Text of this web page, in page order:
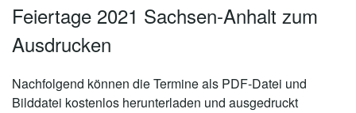
Feiertage 2021 Sachsen-Anhalt zum
Ausdrucken
Nachfolgend können die Termine als PDF-Datei und
Bilddatei kostenlos herunterladen und ausgedruckt